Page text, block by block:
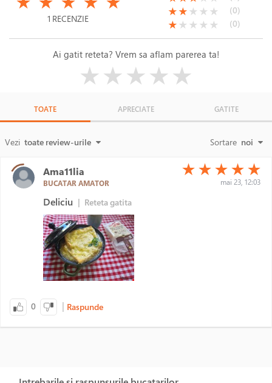
1 RECENZIE
(*)
★(*)
★( )
★ ( )
★ ( )
★ (0)
(*)
★( )
★ ( )
★ ( )
★ ( )
★ (0)
Ai gatit reteta? Vrem sa aflam parerea ta!
★★★★★
TOATE APRECIATE GATITE
Vezi toate review-urile Sortare noi
Ama11lia
BUCATAR AMATOR
(*)
★ (*)
★ (*)
★ (*)
★ (*)
★
mai 23, 12:03
Deliciu | Reteta gatita
0 | Raspunde